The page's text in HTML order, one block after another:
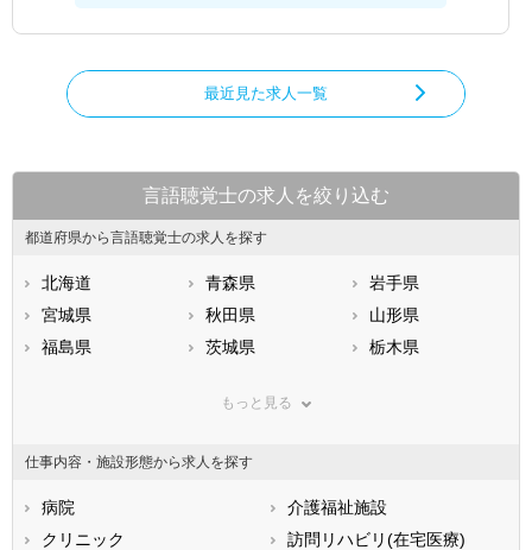
最近見た求人一覧
言語聴覚士の求人を絞り込む
都道府県から言語聴覚士の求人を探す
北海道 青森県
岩手県
宮城県
秋田県
山形県
福島県
茨城県
栃木県
神奈川県
石川県
福井県
静岡県
三重県
滋賀県
大阪府
もっと見る
仕事内容・施設形態から求人を探す
病院
介護福祉施設
クリニック
訪問リハビリ(在宅医療)